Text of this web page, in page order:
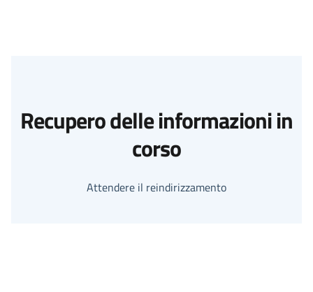
Recupero delle informazioni in
corso
Attendere il reindirizzamento